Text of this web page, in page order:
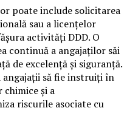
poate include solicitarea
sau a licențelor
activități DDD. O
continuă a angajaților săi
de excelență și siguranță.
angajații să fie instruiți în
și a
riscurile asociate cu